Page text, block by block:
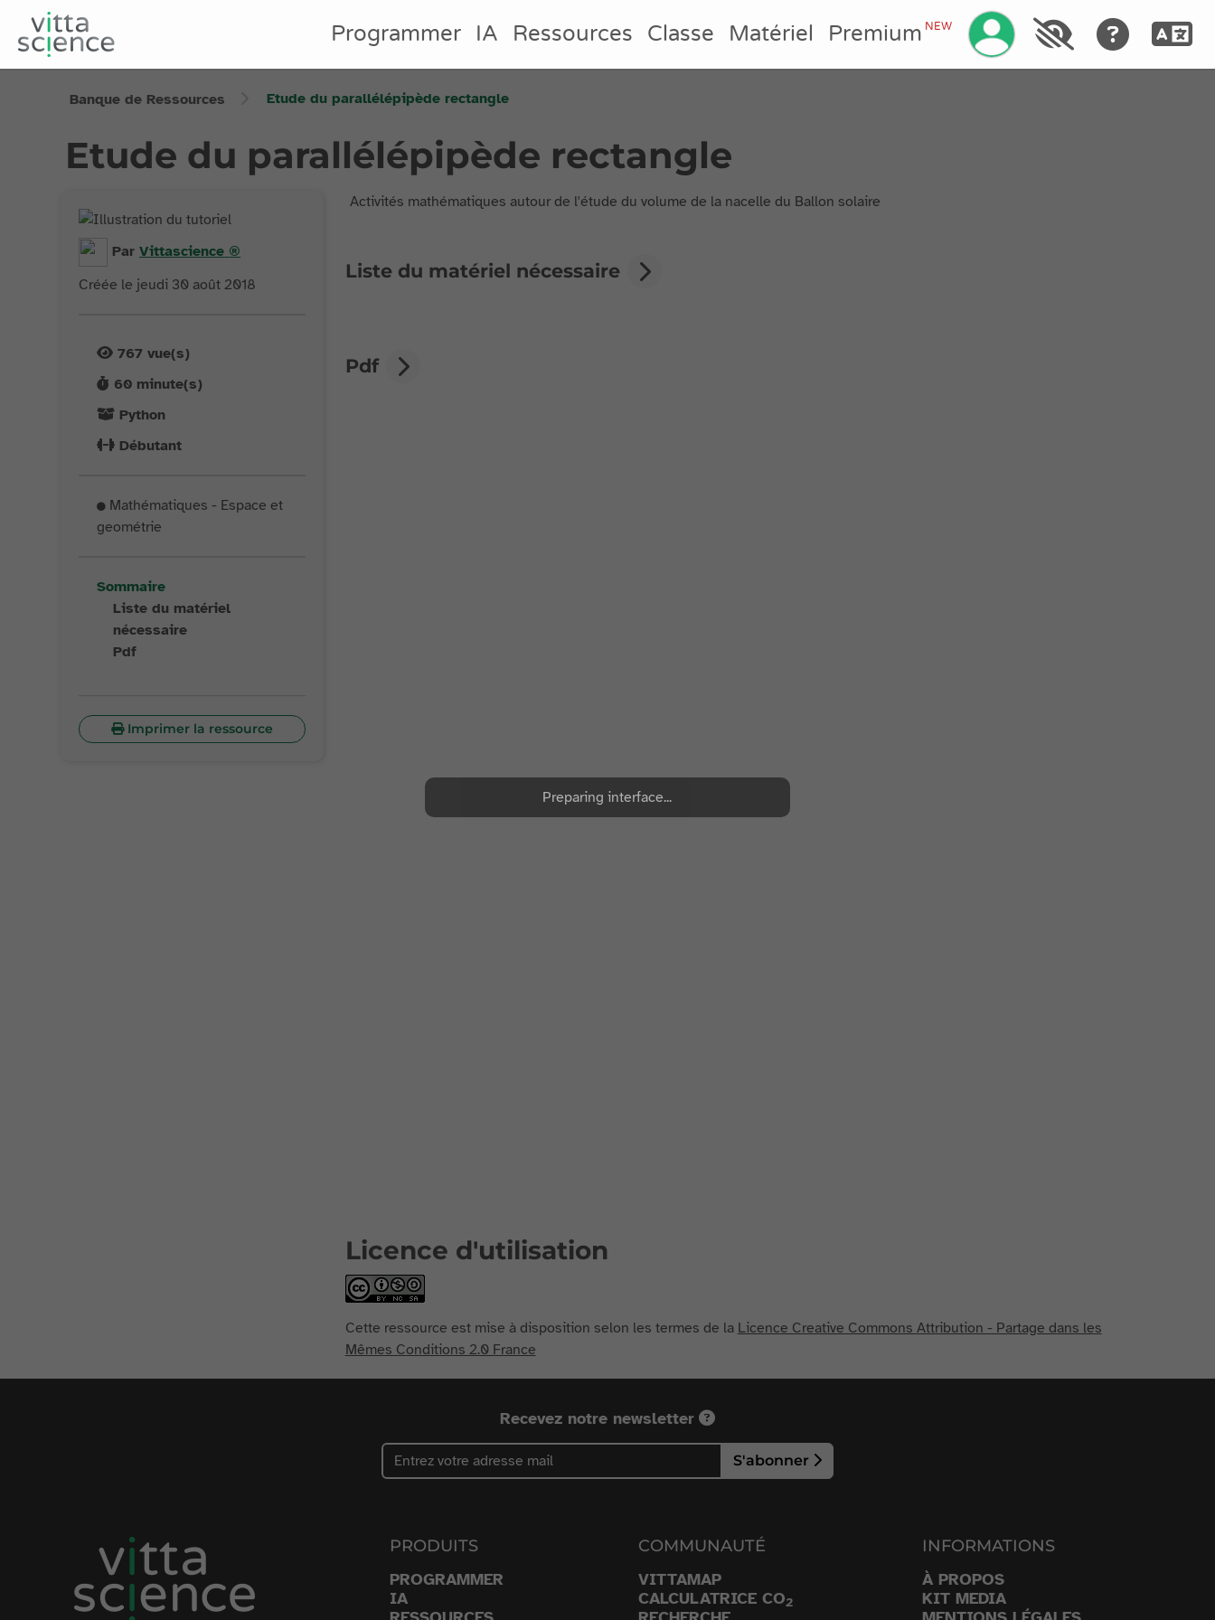
Programmer IA Ressources Classe Matériel PremiumNEW Gérez votre compte
Banque de Ressources Etude du parallélépipède rectangle
Etude du parallélépipède rectangle
ParVittascience ®
Créée le jeudi 30 août 2018
767 vue(s)
60 minute(s)
Python
Débutant
Mathématiques - Espace et
geométrie
Sommaire
Liste du matériel
nécessaire
Pdf
Imprimer la ressource
Activités mathématiques autour de l'étude du volume de la nacelle du Ballon solaire
Liste du matériel nécessaire
Pdf
Licence d'utilisation
Cette ressource est mise à disposition selon les termes de la Licence Creative Commons Attribution - Partage dans les
Mêmes Conditions 2.0 France
Recevez notre newsletter
S'abonner
PRODUITS
PROGRAMMER
IA
COMMUNAUTÉ
VITTAMAP
CALCULATRICE CO2
INFORMATIONS
À PROPOS
KIT MEDIA
Preparing interface...